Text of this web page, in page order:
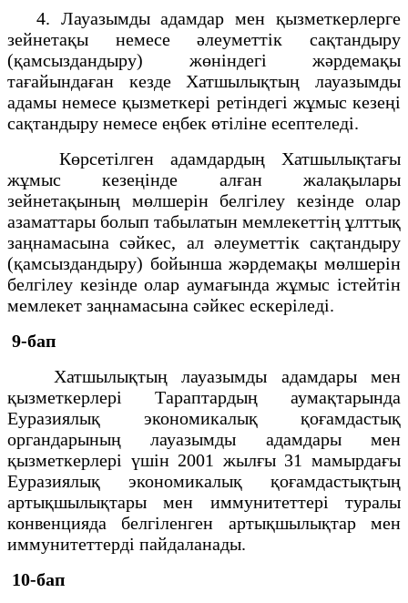
4. Лауазымды адамдар мен қызметкерлерге
зейнетақы немесе әлеуметтік сақтандыру
(қамсыздандыру) жөніндегі жәрдемақы
тағайындаған кезде Хатшылықтың лауазымды
адамы немесе қызметкері ретіндегі жұмыс кезеңі
сақтандыру немесе еңбек өтіліне есептеледі.
Көрсетілген адамдардың Хатшылықтағы
жұмыс кезеңінде алған жалақылары
зейнетақының мөлшерін белгілеу кезінде олар
азаматтары болып табылатын мемлекеттің ұлттық
заңнамасына сәйкес, ал әлеуметтік сақтандыру
(қамсыздандыру) бойынша жәрдемақы мөлшерін
белгілеу кезінде олар аумағында жұмыс істейтін
мемлекет заңнамасына сәйкес ескеріледі.
9-бап
Хатшылықтың лауазымды адамдары мен
қызметкерлері Тараптардың аумақтарында
Еуразиялық экономикалық қоғамдастық
органдарының лауазымды адамдары мен
қызметкерлері үшін 2001 жылғы 31 мамырдағы
Еуразиялық экономикалық қоғамдастықтың
артықшылықтары мен иммунитеттері туралы
конвенцияда белгіленген артықшылықтар мен
иммунитеттерді пайдаланады.
10-бап